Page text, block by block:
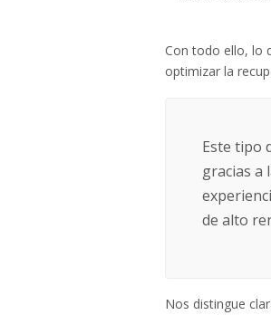
Con todo ello, lo
optimizar la
Este tipo
gracias a
de alto
Nos distingue